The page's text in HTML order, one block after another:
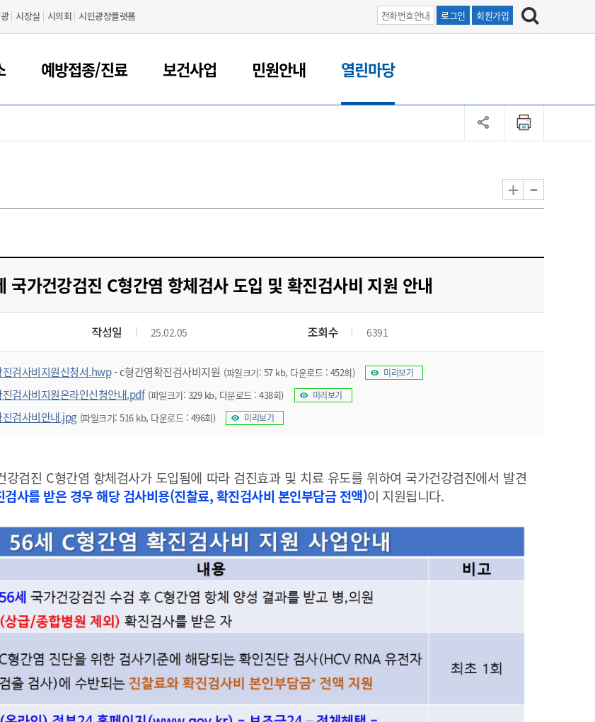
시장실 시의회 시민광장플랫폼 전화번호안내 로그인 회원가입
예방접종/진료 보건사업 민원안내 열린마당
+ -
국가건강검진 C형간염 항체검사 도입 및 확진검사비 지원 안내
작성일 25.02.05 조회수 6391
진검사비지원신청서.hwp- c형간염확진검사비지원 (파일크기: 57 kb, 다운로드 : 452회) 미리보기
진검사비지원온라인신청안내.pdf (파일크기: 329 kb, 다운로드 : 438회) 미리보기
검사비안내.jpg (파일크기: 516 kb, 다운로드 : 496회) 미리보기
강검진 C형간염 항체검사가 도입됨에 따라 검진효과 및 치료 유도를 위하여 국가건강검진에서 발견
사를 받은 경우 해당 검사비용(진찰료, 확진검사비 본인부담금 전액)이 지원됩니다.